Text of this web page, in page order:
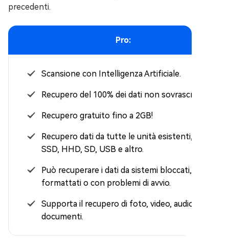
precedenti.
Pro:
Scansione con Intelligenza Artificiale.
Recupero del 100% dei dati non sovrascritti.
Recupero gratuito fino a 2GB!
Recupero dati da tutte le unità esistenti, tra cui
SSD, HHD, SD, USB e altro.
Può recuperare i dati da sistemi bloccati,
formattati o con problemi di avvio.
Supporta il recupero di foto, video, audio e
documenti.